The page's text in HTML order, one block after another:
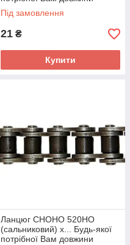
Під замовлення
21 ₴
Купити
Ланцюг СHOHO 520HO
(сальниковий) х... Будь-якої
потрібної Вам довжини